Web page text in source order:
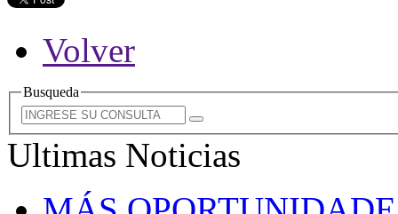
Volver
Busqueda
Ultimas Noticias